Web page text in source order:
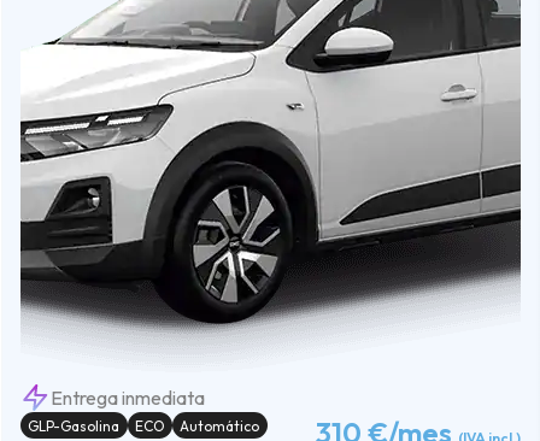
Entrega inmediata
310 €/mes
GLP-Gasolina ECO Automático